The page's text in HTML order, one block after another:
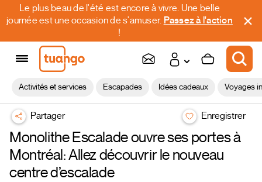
Le plus beau de l'été est encore à vivre. Une belle
journée est une occasion de s'amuser. Passez à l'action
!
Activités et services Escapades Idées cadeaux Voyages
Partager Enregistrer
Monolithe Escalade ouvre ses portes à
Montréal: Allez découvrir le nouveau
centre d’escalade